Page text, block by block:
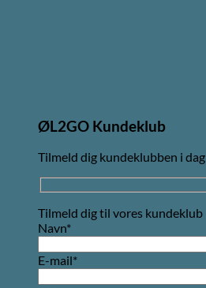
ØL2GO Kundeklub
Tilmeld dig kundeklubben i dag
Tilmeld dig til vores kundeklub
Navn*
E-mail*